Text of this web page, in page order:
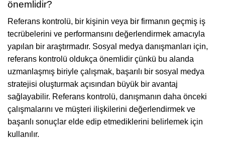
önemlidir?
Referans kontrolü, bir kişinin veya bir firmanın geçmiş iş
tecrübelerini ve performansını değerlendirmek amacıyla
yapılan bir araştırmadır. Sosyal medya danışmanları için,
referans kontrolü oldukça önemlidir çünkü bu alanda
uzmanlaşmış biriyle çalışmak, başarılı bir sosyal medya
stratejisi oluşturmak açısından büyük bir avantaj
sağlayabilir. Referans kontrolü, danışmanın daha önceki
çalışmalarını ve müşteri ilişkilerini değerlendirmek ve
başarılı sonuçlar elde edip etmediklerini belirlemek için
kullanılır.